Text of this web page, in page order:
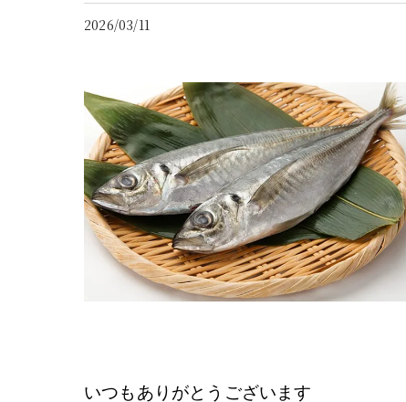
2026/03/11
いつもありがとうございます